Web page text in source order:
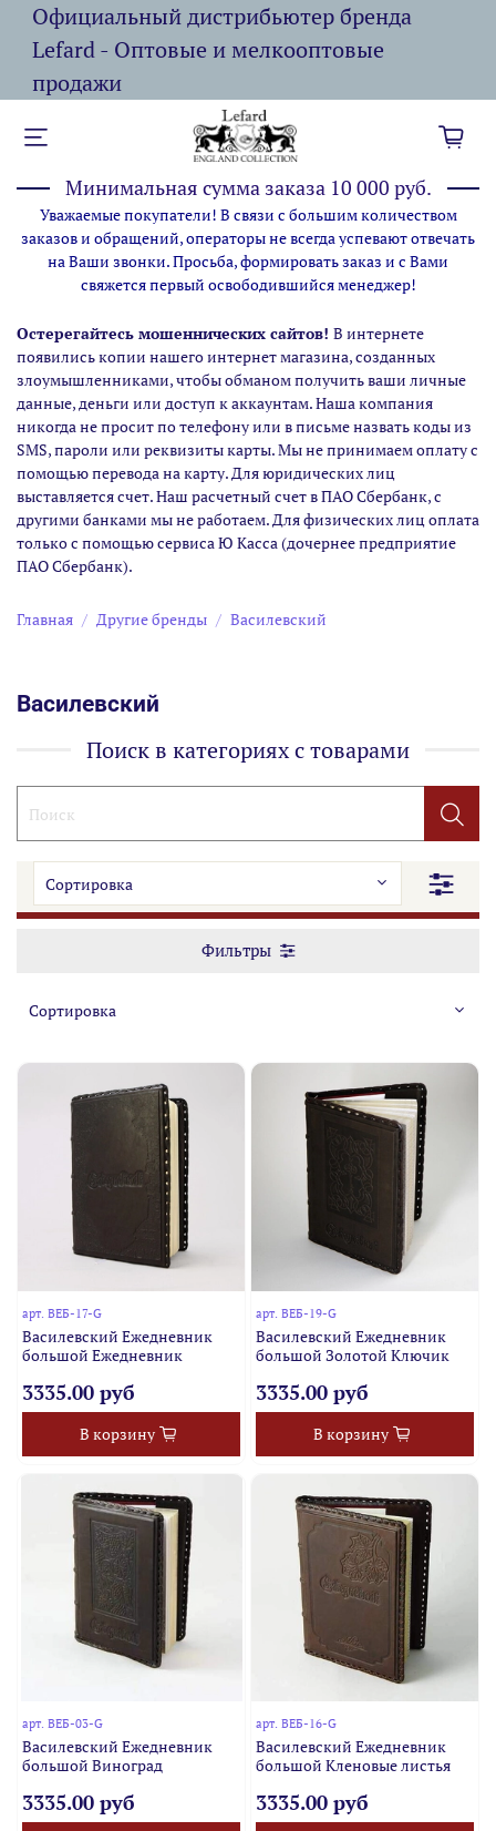
Официальный дистрибьютер бренда
Lefard - Оптовые и мелкооптовые
продажи
Минимальная сумма заказа 10 000 руб.
Уважаемые покупатели! В связи с большим количеством
заказов и обращений, операторы не всегда успевают отвечать
на Ваши звонки. Просьба, формировать заказ и с Вами
свяжется первый освободившийся менеджер!
Остерегайтесь мошеннических сайтов! В интернете
появились копии нашего интернет магазина,созданных
злоумышленниками, чтобы обманом получить ваши личные
данные, деньги или доступ к аккаунтам. Наша компания
никогда не просит по телефону или в письме назвать коды из
SMS, пароли или реквизиты карты. Мы не принимаем оплату с
помощью перевода на карту. Для юридических лиц
выставляется счет. Наш расчетный счет в ПАО Сбербанк, с
другими банками мы не работаем. Для физических лиц оплата
только с помощью сервиса Ю Касса (дочернее предприятие
ПАО Сбербанк).
Главная Другие бренды Василевский
Василевский
Поиск в категориях с товарами
Фильтры
арт.ВЕБ-17-G
Василевский Ежедневник
большой Ежедневник
3335.00 руб
В корзину
арт. ВЕБ-19-G
Василевский Ежедневник
большой Золотой Ключик
3335.00 руб
В корзину
арт.ВЕБ-03-G
Василевский Ежедневник
большой Виноград
3335.00 руб
арт. ВЕБ-16-G
Василевский Ежедневник
большой Кленовые листья
3335.00 руб